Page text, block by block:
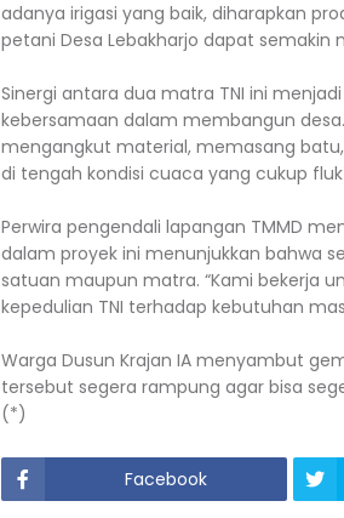
adanya irigasi yang baik, diharapkan
petani Desa Lebakharjo dapat semakin
Sinergi antara dua matra TNI ini
kebersamaan dalam membangun
mengangkut material, memasang
di tengah kondisi cuaca yang cukup
Perwira pengendali lapangan TMMD
dalam proyek ini menunjukkan bahwa
satuan maupun matra. “Kami bekerja
kepedulian TNI terhadap kebutuhan
Warga Dusun Krajan IA menyambut
tersebut segera rampung agar bisa
(*)
Facebook